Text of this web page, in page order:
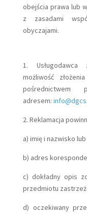
obejścia prawa lub
z zasadami
obyczajami.
1. Usługodawca
możliwość
adresem:
2. Reklamacja
a) imię i nazwisko
b) adres
c) dokładny opis
przedmiotu
d) oczekiwany